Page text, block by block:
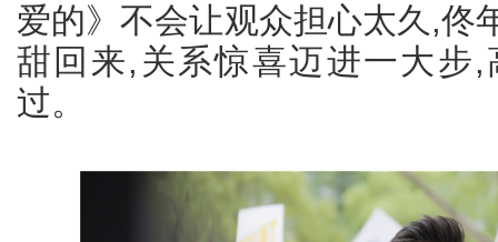
爱的》不会让观众担心太久,佟
甜回来,关系惊喜迈进一大步
过。